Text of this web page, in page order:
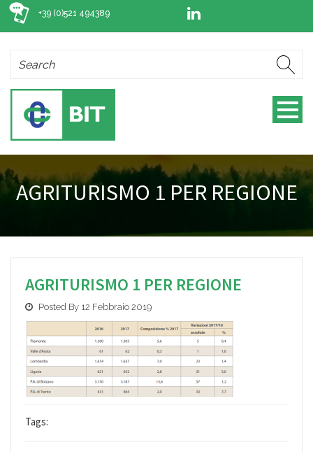
+39 (0)521 494389
AGRITURISMO 1 PER REGIONE
AGRITURISMO 1 PER REGIONE
Posted By 12 Febbraio 2019
Tags: